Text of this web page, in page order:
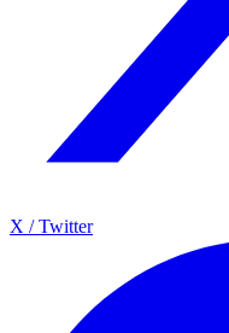
X / Twitter